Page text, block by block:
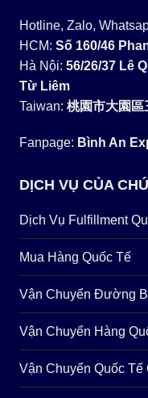
Hotline, Zalo,
HCM: Số 160/46
Hà Nội: 56/26/37 Lê
Từ Liêm
Taiwan: 桃園市大園區
Fanpage: Bình An
DỊCH VỤ CỦA
Dịch Vụ Fulfillment
Mua Hàng Quốc Tế
Vận Chuyển Đường
Vận Chuyển Hàng
Vận Chuyển Quốc Tế